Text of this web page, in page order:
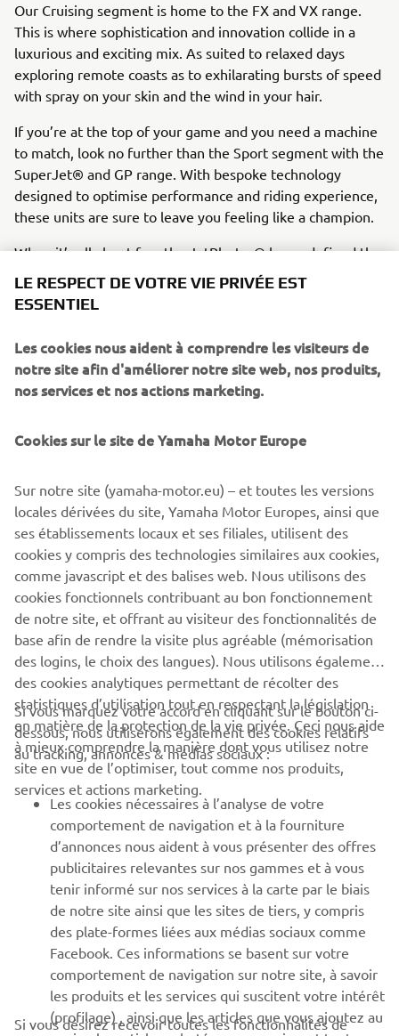
Our Cruising segment is home to the FX and VX range.
This is where sophistication and innovation collide in a
luxurious and exciting mix. As suited to relaxed days
exploring remote coasts as to exhilarating bursts of speed
with spray on your skin and the wind in your hair.
If you’re at the top of your game and you need a machine
to match, look no further than the Sport segment with the
SuperJet® and GP range. With bespoke technology
designed to optimise performance and riding experience,
these units are sure to leave you feeling like a champion.
When it’s all about fun, the JetBlaster® has redefined the
Recreation segment. Honed for playful, free spirited
riding and boasting some of our award-winning
Whether for Cruising, Recreation or Sport each of our
segments is designed to inspire every rider, whatever
their passion is, to discover a WaveRunner that fits them
DISCOVER THE WAVERUNNER RANGE
1/1
CORPORATE
BUSINESS
PLUS DE YAMAHA
SOUTIEN
BULLETIN
Soyez le premier à connaître les dernières offres, les événements
spéciaux, les nouveautés et bien plus encore
ESSENTIEL
notre site afin d'améliorer notre site web, nos produits,
nos services et nos actions marketing.
locales dérivées du site, Yamaha Motor Europes, ainsi que
ses établissements locaux et ses filiales, utilisent des
cookies y compris des technologies similaires aux cookies,
comme javascript et des balises web. Nous utilisons des
cookies fonctionnels contribuant au bon fonctionnement
de notre site, et offrant au visiteur des fonctionnalités de
base afin de rendre la visite plus agréable (mémorisation
des logins, le choix des langues). Nous utilisons également
des cookies analytiques permettant de récolter des
statistiques d’utilisation tout en respectant la législation
en matière de la protection de la vie privée. Ceci nous aide
à mieux comprendre la manière dont vous utilisez notre
site en vue de l’optimiser, tout comme nos produits,
services et actions marketing.
Si vous marquez votre accord en cliquant sur le bouton ci-
dessous, nous utiliserons également des cookies relatifs
au tracking, annonces & médias sociaux :
Les cookies nécessaires à l’analyse de votre
comportement de navigation et à la fourniture
d’annonces nous aident à vous présenter des offres
publicitaires relevantes sur nos gammes et à vous
tenir informé sur nos services à la carte par le biais
de notre site ainsi que les sites de tiers, y compris
des plate-formes liées aux médias sociaux comme
Facebook. Ces informations se basent sur votre
comportement de navigation sur notre site, à savoir
les produits et les services qui suscitent votre intérêt
(profilage) , ainsi que les articles que vous ajoutez au
panier, les articles achetés par vos soins, et tout
Si vous désirez recevoir toutes les fonctionnalités de
notre site web ainsi que des offres et annonces